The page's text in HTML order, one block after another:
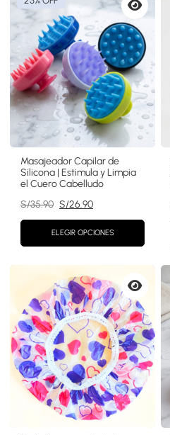
Vista
previa
Masajeador Capilar de
Silicona | Estimula y Limpia
el Cuero Cabelludo
S/35.90 El
precio
original
era:
S/26.90El
precio
actual
es:
ELEGIR OPCIONES
Vista
previa